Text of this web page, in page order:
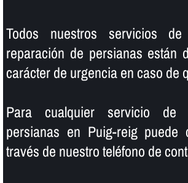
Todos nuestros servicios
reparación de persianas están
carácter de urgencia en caso de
Para cualquier servicio de
persianas en Puig-reig puede
través de nuestro teléfono de